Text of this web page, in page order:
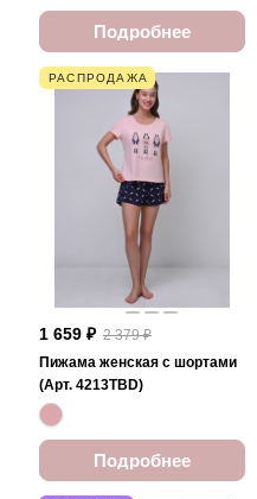
Подробнее
РАСПРОДАЖА
1 659 ₽ 2 379 ₽
Пижама женская с шортами
(Арт. 4213TBD)
Подробнее